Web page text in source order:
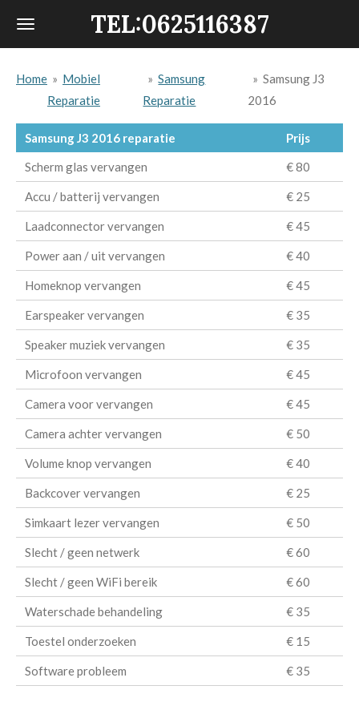
Ga
de
hoofdinhoud
TEL:0625116387
Home » Mobiel
Reparatie
» Samsung
Reparatie
» Samsung J3
2016
Samsung J3 2016 reparatie
Prijs
Scherm glas vervangen
€ 80
Accu / batterij vervangen € 25
Laadconnector vervangen € 45
Power aan / uit vervangen € 40
Homeknop vervangen € 45
Earspeaker vervangen € 35
Speaker muziek vervangen € 35
Microfoon vervangen € 45
Camera voor vervangen € 45
Camera achter vervangen € 50
Volume knop vervangen € 40
Backcover vervangen € 25
Simkaart lezer vervangen € 50
Slecht / geen netwerk € 60
Slecht / geen WiFi bereik € 60
Waterschade behandeling € 35
Toestel onderzoeken € 15
Software probleem € 35